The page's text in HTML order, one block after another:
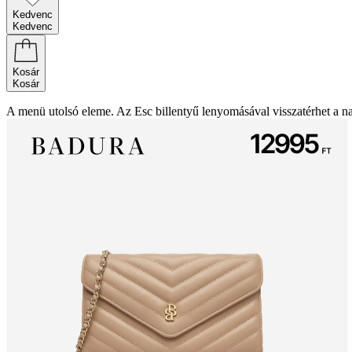
Kedvenc
Kedvenc
Kosár
Kosár
A menü utolsó eleme. Az Esc billentyű lenyomásával visszatérhet a